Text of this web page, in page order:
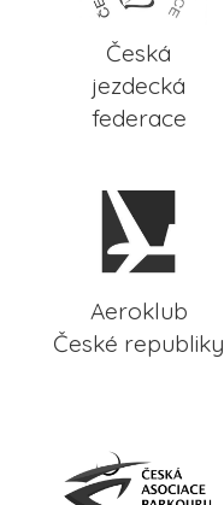
Česká
jezdecká
federace
Aeroklub
České republiky